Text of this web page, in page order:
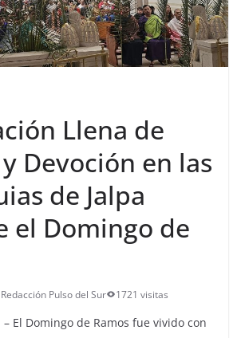
Llena de
Devoción en las
de Jalpa
el Domingo de
Redacción Pulso del Sur 1721 visitas
– El Domingo de Ramos fue vivido con